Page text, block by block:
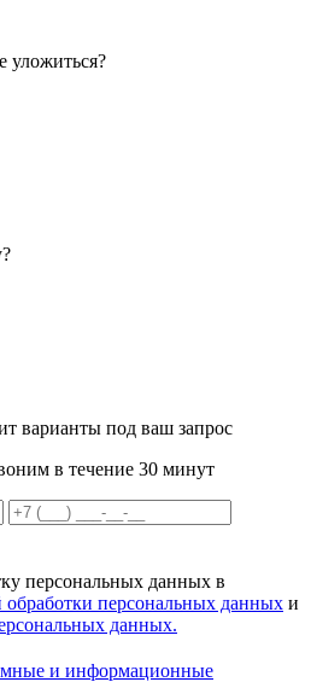
уложиться?
варианты под ваш запрос
в течение 30 минут
персональных данных в
персональных данных и
данных.
и информационные